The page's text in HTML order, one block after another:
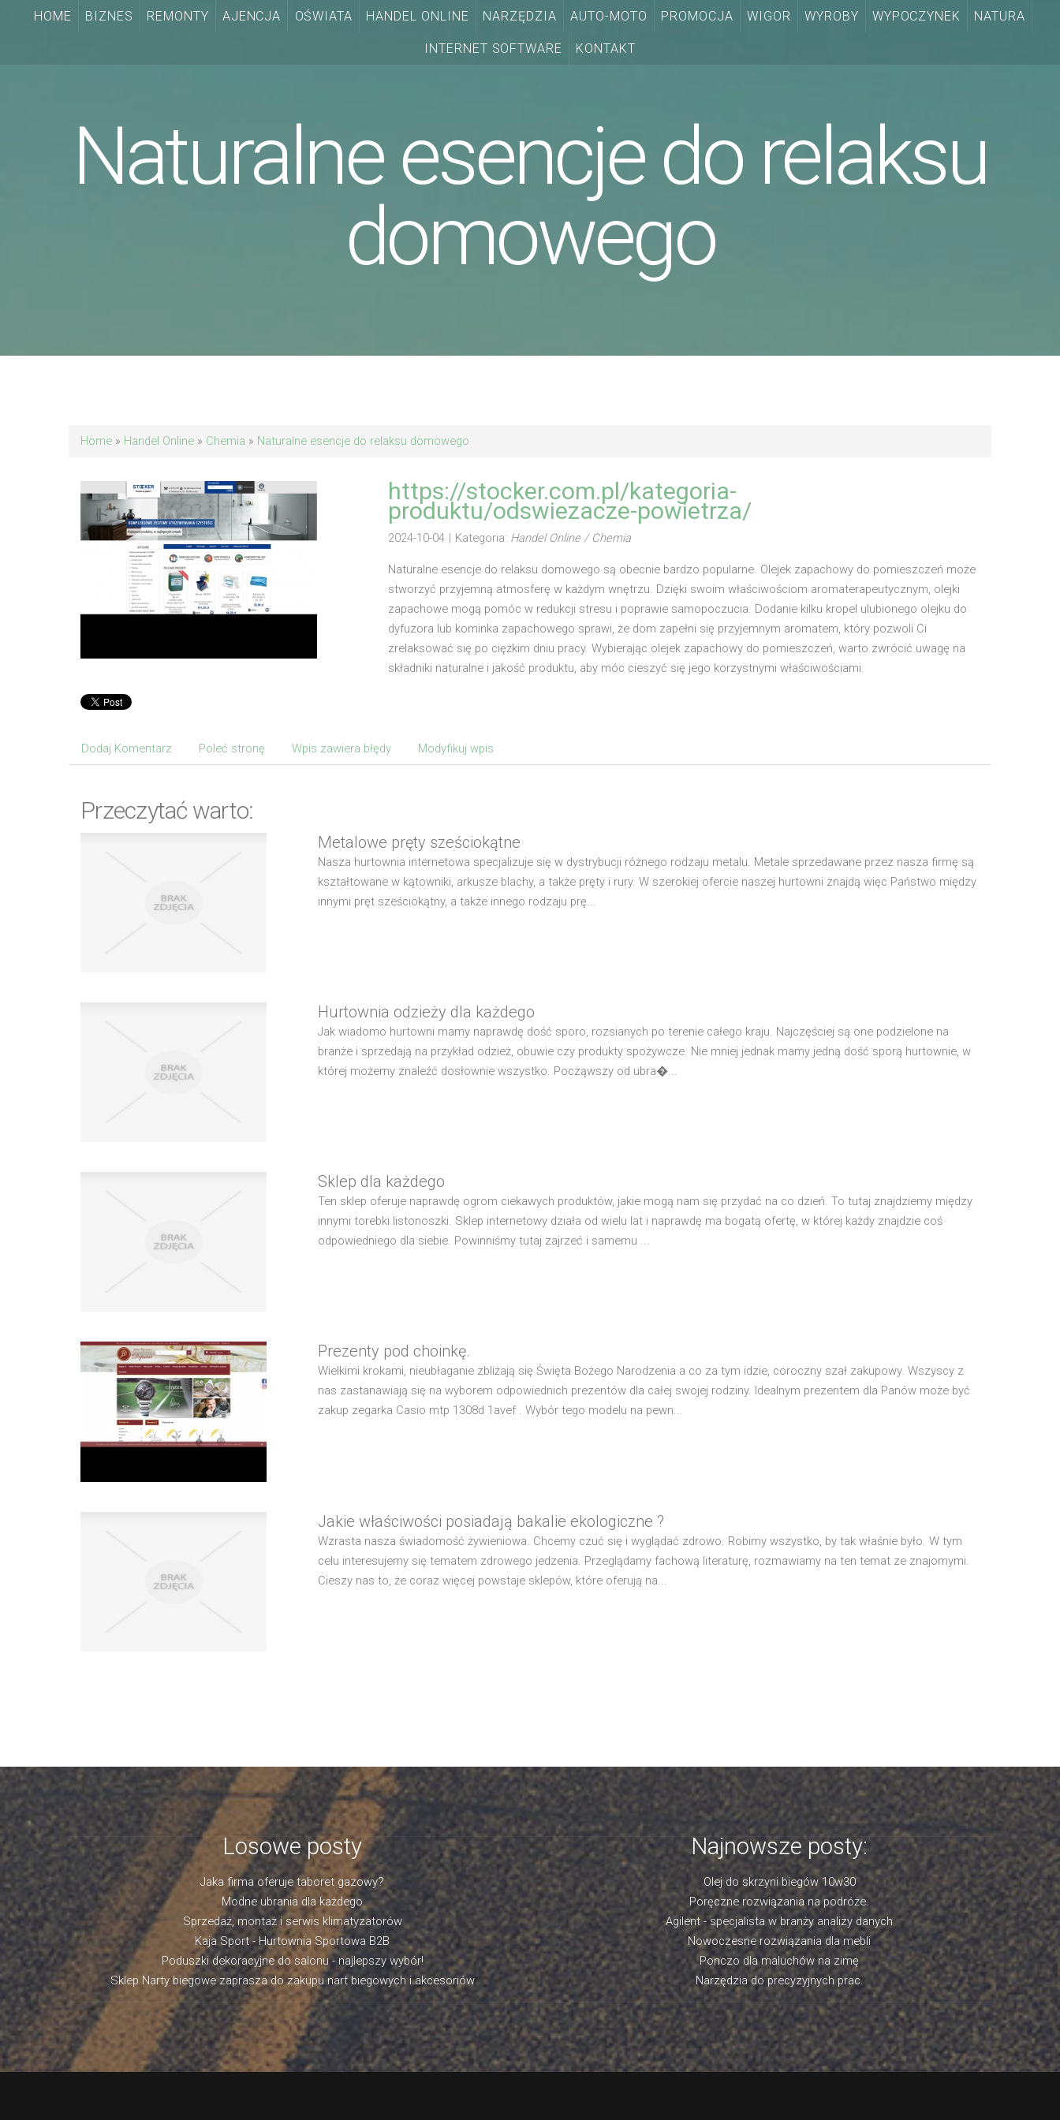
HOME BIZNES REMONTY AJENCJA OŚWIATA HANDEL ONLINE NARZĘDZIA AUTO-MOTO PROMOCJA WIGOR WYROBY WYPOCZYNEK NATURA
INTERNET SOFTWARE KONTAKT
Naturalne esencje do relaksu
domowego
Home » Handel Online » Chemia » Naturalne esencje do relaksu domowego
https://stocker.com.pl/kategoria-
produktu/odswiezacze-powietrza/
2024-10-04 Kategoria: Handel Online / Chemia
Naturalne esencje do relaksu domowego są obecnie bardzo popularne. Olejek zapachowy do pomieszczeń może
stworzyć przyjemną atmosferę w każdym wnętrzu. Dzięki swoim właściwościom aromaterapeutycznym, olejki
zapachowe mogą pomóc w redukcji stresu i poprawie samopoczucia. Dodanie kilku kropel ulubionego olejku do
dyfuzora lub kominka zapachowego sprawi, że dom zapełni się przyjemnym aromatem, który pozwoli Ci
zrelaksować się po ciężkim dniu pracy. Wybierając olejek zapachowy do pomieszczeń, warto zwrócić uwagę na
składniki naturalne i jakość produktu, aby móc cieszyć się jego korzystnymi właściwościami.
Dodaj Komentarz Poleć stronę Wpis zawiera błędy Modyfikuj wpis
Przeczytać warto:
Metalowe pręty sześciokątne
Nasza hurtownia internetowa specjalizuje się w dystrybucji różnego rodzaju metalu. Metale sprzedawane przez nasza firmę są
kształtowane w kątowniki, arkusze blachy, a także pręty i rury. W szerokiej ofercie naszej hurtowni znajdą więc Państwo między
innymi pręt sześciokątny, a także innego rodzaju prę...
Hurtownia odzieży dla każdego
Jak wiadomo hurtowni mamy naprawdę dość sporo, rozsianych po terenie całego kraju. Najczęściej są one podzielone na
branże i sprzedają na przykład odzież, obuwie czy produkty spożywcze. Nie mniej jednak mamy jedną dość sporą hurtownie, w
której możemy znaleźć dosłownie wszystko. Począwszy od ubra�...
Sklep dla każdego
Ten sklep oferuje naprawdę ogrom ciekawych produktów, jakie mogą nam się przydać na co dzień. To tutaj znajdziemy między
innymi torebki listonoszki. Sklep internetowy działa od wielu lat i naprawdę ma bogatą ofertę, w której każdy znajdzie coś
odpowiedniego dla siebie. Powinniśmy tutaj zajrzeć i samemu ...
Prezenty pod choinkę.
Wielkimi krokami, nieubłaganie zbliżają się Święta Bożego Narodzenia a co za tym idzie, coroczny szał zakupowy. Wszyscy z
nas zastanawiają się na wyborem odpowiednich prezentów dla całej swojej rodziny. Idealnym prezentem dla Panów może być
zakup zegarka Casio mtp 1308d 1avef . Wybór tego modelu na pewn...
Jakie właściwości posiadają bakalie ekologiczne ?
Wzrasta nasza świadomość żywieniowa. Chcemy czuć się i wyglądać zdrowo. Robimy wszystko, by tak właśnie było. W tym
celu interesujemy się tematem zdrowego jedzenia. Przeglądamy fachową literaturę, rozmawiamy na ten temat ze znajomymi.
Cieszy nas to, że coraz więcej powstaje sklepów, które oferują na...
Losowe posty
Jaka firma oferuje taboret gazowy?
Modne ubrania dla każdego
Sprzedaż, montaż i serwis klimatyzatorów
Kaja Sport - Hurtownia Sportowa B2B
Poduszki dekoracyjne do salonu - najlepszy wybór!
Sklep Narty biegowe zaprasza do zakupu nart biegowych i akcesoriów
Najnowsze posty:
Olej do skrzyni biegów 10w30
Poręczne rozwiązania na podróże.
Agilent - specjalista w branży analizy danych
Nowoczesne rozwiązania dla mebli
Ponczo dla maluchów na zimę
Narzędzia do precyzyjnych prac.